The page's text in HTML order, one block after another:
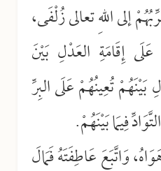
إلى اللهِ تعالى زُلْفَى،
إِقَامَةِ العَدْلِ بَيْنَ
بَيْنَهُمْ تُعِينُهُمْ عَلَى البِرِّ
فِيمَا بَيْنَهُمْ.
وَاتَّبَعَ عَاطِفَتَهُ فَمَالَ